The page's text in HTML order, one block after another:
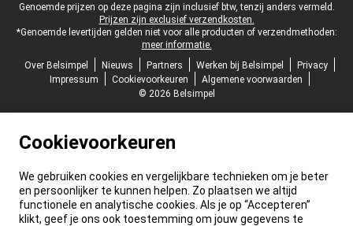
Juridische voettekst
Genoemde prijzen op deze pagina zijn inclusief btw, tenzij anders vermeld.
Prijzen zijn exclusief verzendkosten.
*Genoemde levertijden gelden niet voor alle producten of verzendmethoden:
meer informatie.
Over Belsimpel
Nieuws Partners Werken bij Belsimpel
Privacy
Impressum
Cookievoorkeuren
Algemene voorwaarden
© 2026 Belsimpel
Cookievoorkeuren
We gebruiken cookies en vergelijkbare technieken om je beter
en persoonlijker te kunnen helpen. Zo plaatsen we altijd
functionele en analytische cookies. Als je op “Accepteren”
klikt, geef je ons ook toestemming om jouw gegevens te